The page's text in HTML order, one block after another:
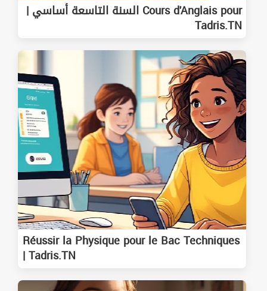
Cours d'Anglais pour السنة التاسعة أساسي |
Tadris.TN
Réussir la Physique pour le Bac Techniques
| Tadris.TN